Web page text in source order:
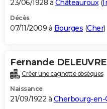
23/06/1928 à Châteauroux (
Décès
07/11/2009 à Bourges (Cher)
Fernande DELEUVRE
Créer une cagnotte obsèques
Naissance
21/09/1922 à Cherbourg-